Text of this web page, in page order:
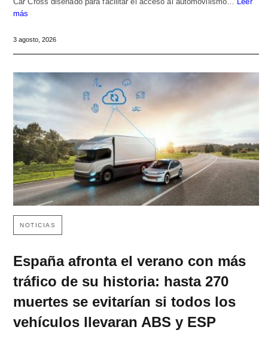
más
3 agosto, 2026
NOTICIAS
España afronta el verano con más
tráfico de su historia: hasta 270
muertes se evitarían si todos los
vehículos llevaran ABS y ESP